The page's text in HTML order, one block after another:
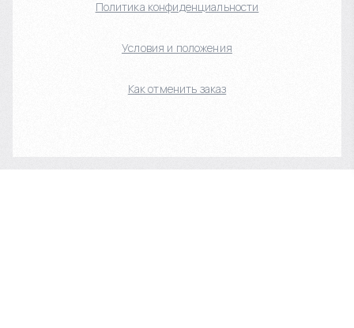
Политика конфиденциальности
Условия и положения
Как отменить заказ